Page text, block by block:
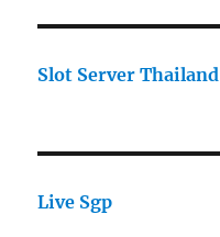
Slot Server Thailand
Live Sgp